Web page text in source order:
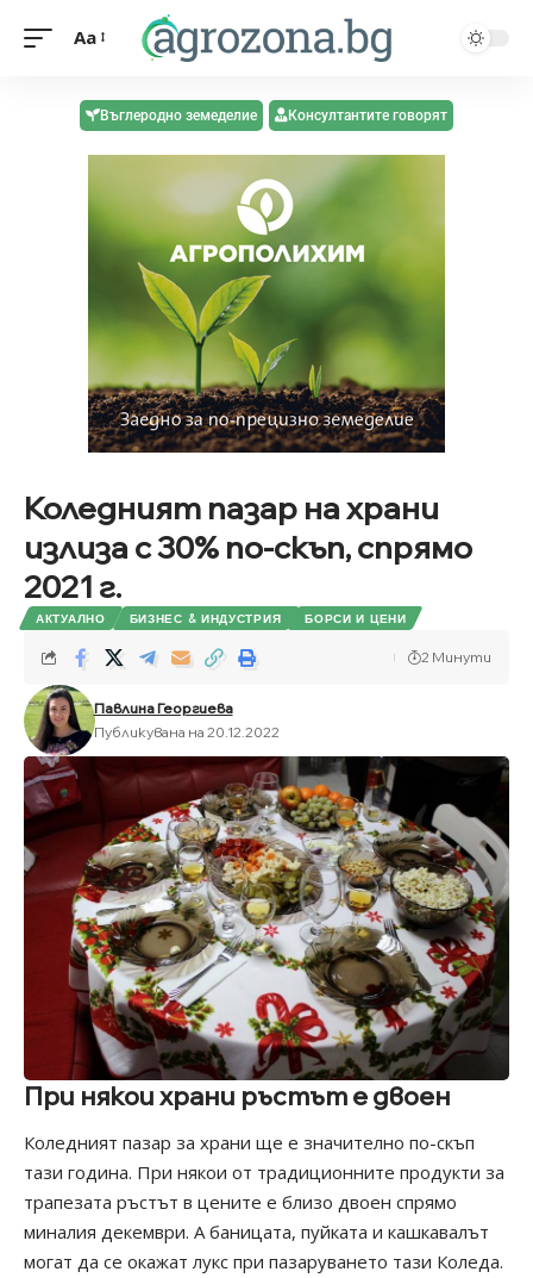
Aa
Въглеродно земеделие Консултантите говорят
Коледният пазар на храни
излиза с 30% по-скъп, спрямо
2021 г.
АКТУАЛНО БИЗНЕС & ИНДУСТРИЯ БОРСИ И ЦЕНИ
Павлина Георгиева
Публикувана на 20.12.2022
2 Минути
При някои храни ръстът е двоен
Коледният пазар за храни ще е значително по-скъп
тази година. При някои от традиционните продукти за
трапезата ръстът в цените е близо двоен спрямо
миналия декември. А баницата, пуйката и кашкавалът
могат да се окажат лукс при пазаруването тази Коледа.